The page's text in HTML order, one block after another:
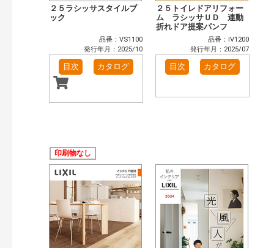
２５ラシッサスタイルブ
ック
品番：VS1100
発行年月：2025/10
目次 カタログ
２５トイレドアリフォー
ム ラシッサＵＤ 連動
折れドア提案パンフ
品番：IV1200
発行年月：2025/07
目次 カタログ
印刷物なし